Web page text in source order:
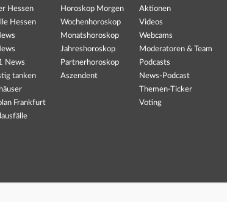
Hessen
Hessen
News
tanken
Frankfurt
Horoskop Morgen
Wochenhoroskop
Monatshoroskop
Jahreshoroskop
Partnerhoroskop
Aszendent
Aktionen
Videos
Webcams
Moderatoren & Team
Podcasts
News-Podcast
Themen-Ticker
Voting